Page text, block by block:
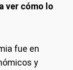
ver cómo lo
fue en
y